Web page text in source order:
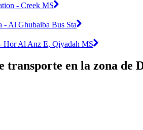
- Creek MS
- Al Ghubaiba Bus Sta
Hor Al Anz E, Qiyadah MS
transporte en la zona de